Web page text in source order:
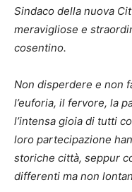
Sindaco della nuova
meravigliose e
cosentino.
Non disperdere e non
l’euforia, il fervore, la
l’intensa gioia di tutti
loro partecipazione
storiche città, seppur
differenti ma non